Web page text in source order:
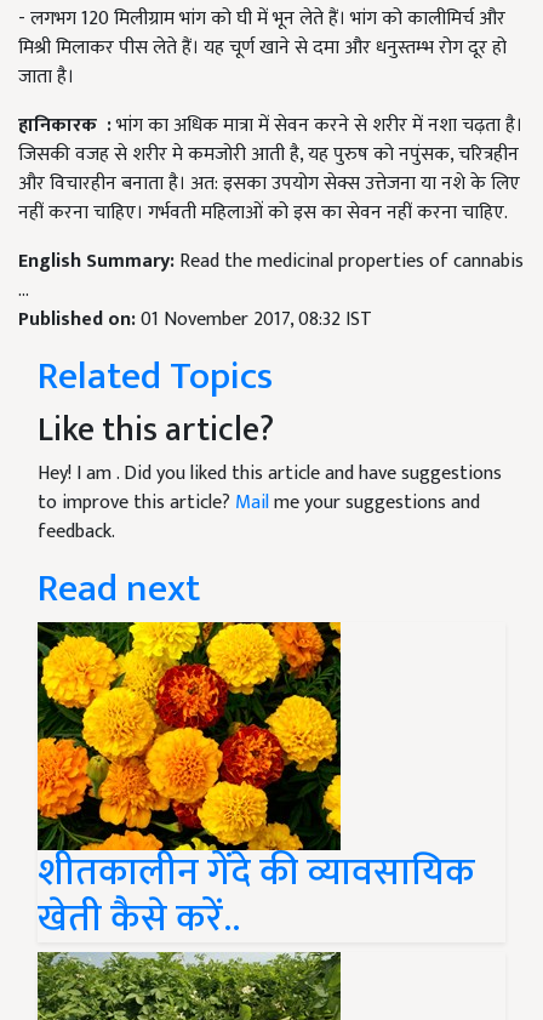
- लगभग 120 मिलीग्राम भांग को घी में भून लेते हैं। भांग को कालीमिर्च और
मिश्री मिलाकर पीस लेते हैं। यह चूर्ण खाने से दमा और धनुस्तम्भ रोग दूर हो
जाता है।
हानिकारक :भांग का अधिक मात्रा में सेवन करने से शरीर में नशा चढ़ता है।
जिसकी वजह से शरीर मे कमजोरी आती है, यह पुरुष को नपुंसक, चरित्रहीन
और विचारहीन बनाता है। अत: इसका उपयोग सेक्स उत्तेजना या नशे के लिए
नहीं करना चाहिए। गर्भवती महिलाओं को इस का सेवन नहीं करना चाहिए.
English Summary:Read the medicinal properties of cannabis
...
Published on:01 November 2017, 08:32 IST
Related Topics
Like this article?
Hey! I am. Did you liked this article and have suggestions
to improve this article? Mailme your suggestions and
feedback.
Read next
शीतकालीन गेंदे की व्यावसायिक
खेती कैसे करें..